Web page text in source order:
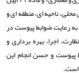
ناحیه ای، منطقه ای و
رعایت ضوابط پیوست در
اجرا، بهره برداری و
و حسن انجام این